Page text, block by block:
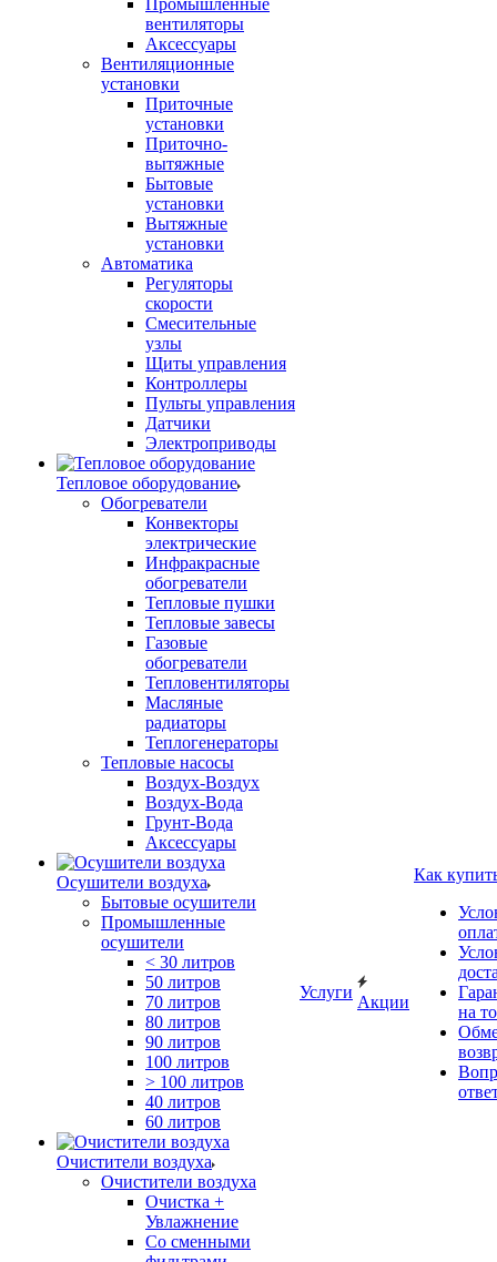
Промышленные
вентиляторы
Аксессуары
Вентиляционные
установки
Приточные
установки
Приточно-
вытяжные
Бытовые
установки
Вытяжные
установки
Автоматика
Регуляторы
скорости
Смесительные
узлы
Щиты управления
Контроллеры
Пульты управления
Датчики
Электроприводы
Тепловое оборудование
Обогреватели
Конвекторы
электрические
Инфракрасные
обогреватели
Тепловые пушки
Тепловые завесы
Газовые
обогреватели
Тепловентиляторы
Масляные
радиаторы
Теплогенераторы
Тепловые насосы
Воздух-Воздух
Воздух-Вода
Грунт-Вода
Аксессуары
Осушители воздуха
Бытовые осушители
Промышленные
осушители
< 30 литров
50 литров
70 литров
80 литров
90 литров
100 литров
> 100 литров
40 литров
60 литров
Очистители воздуха
Очистители воздуха
Очистка +
Увлажнение
Cо сменными
Услуги
Акции
Как
на